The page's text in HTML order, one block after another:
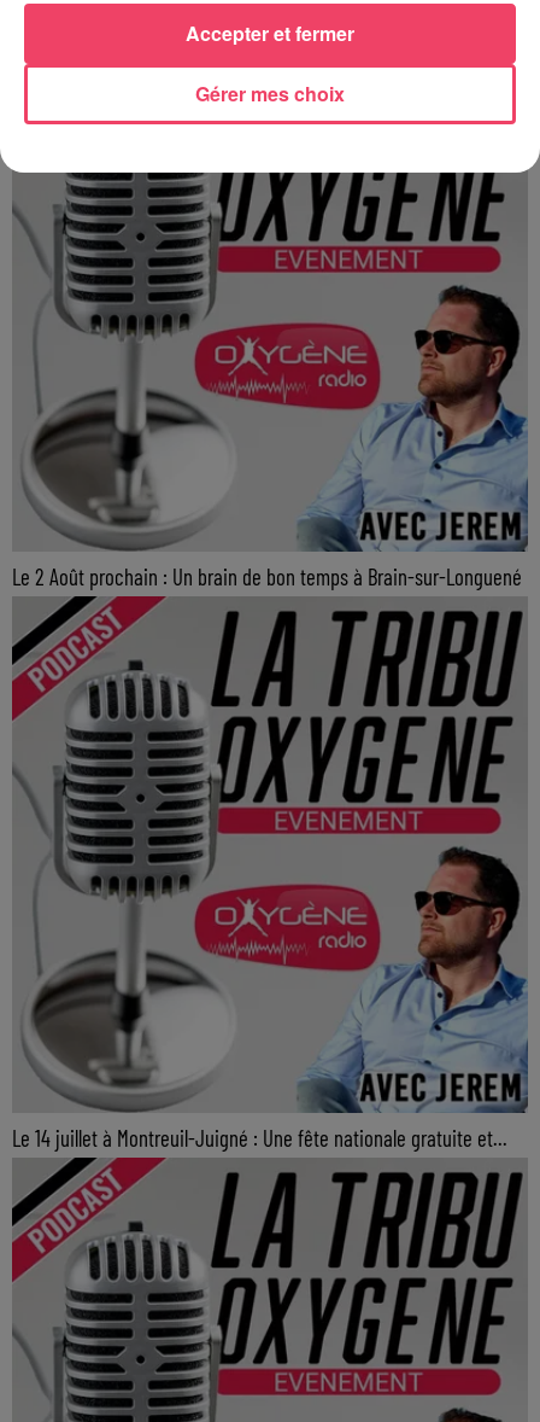
Terres en fêtes (JA 53) les 15 et 16 août
Le 2 Août prochain : Un brain de bon temps à Brain-sur-Longuené
Le 14 juillet à Montreuil-Juigné : Une fête nationale gratuite et...
Gérer mes choix
Accepter et fermer